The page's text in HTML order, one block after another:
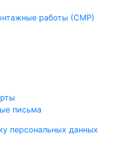
работы (СМР)
письма
персональных данных